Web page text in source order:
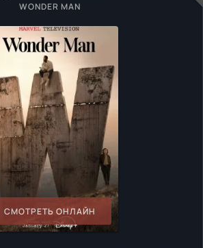
WONDER MAN
СМОТРЕТЬ ОНЛАЙН